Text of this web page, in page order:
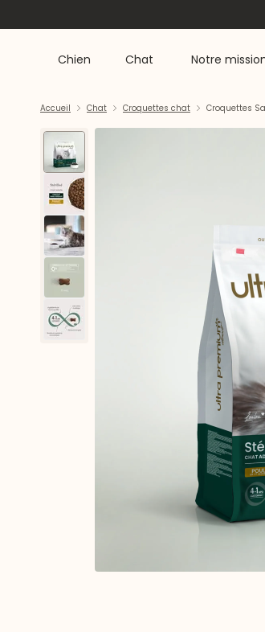
Chien Chat Notre
Accueil Chat Croquettes chat Croquettes